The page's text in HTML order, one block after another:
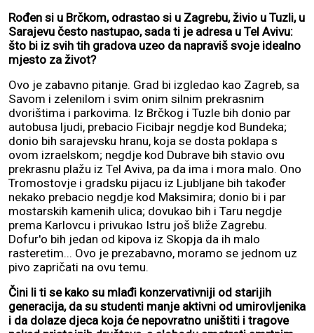
Rođen si u Brčkom, odrastao si u Zagrebu, živio u Tuzli, u
Sarajevu često nastupao, sada ti je adresa u Tel Avivu:
što bi iz svih tih gradova uzeo da napraviš svoje idealno
mjesto za život?
Ovo je zabavno pitanje. Grad bi izgledao kao Zagreb, sa
Savom i zelenilom i svim onim silnim prekrasnim
dvorištima i parkovima. Iz Brčkog i Tuzle bih donio par
autobusa ljudi, prebacio Ficibajr negdje kod Bundeka;
donio bih sarajevsku hranu, koja se dosta poklapa s
ovom izraelskom; negdje kod Dubrave bih stavio ovu
prekrasnu plažu iz Tel Aviva, pa da ima i mora malo. Ono
Tromostovje i gradsku pijacu iz Ljubljane bih također
nekako prebacio negdje kod Maksimira; donio bi i par
mostarskih kamenih ulica; dovukao bih i Taru negdje
prema Karlovcu i privukao Istru još bliže Zagrebu.
Dofur'o bih jedan od kipova iz Skopja da ih malo
rasteretim... Ovo je prezabavno, moramo se jednom uz
pivo zapričati na ovu temu.
Čini li ti se kako su mlađi konzervativniji od starijih
generacija, da su studenti manje aktivni od umirovljenika
i da dolaze djeca koja će nepovratno uništiti i tragove